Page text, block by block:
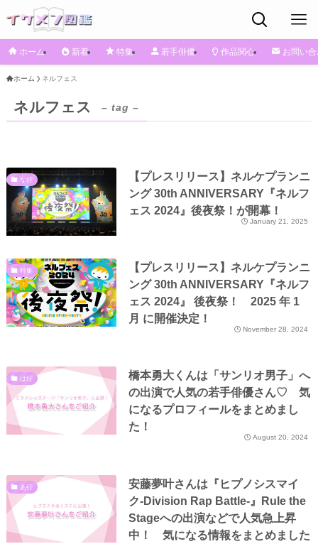
ホーム 新着 特集 若手俳優 作品関心 お問い
ホーム ネルフェス
ネルフェス – tag –
な行
【プレスリリース】ネルケプランニ
ング 30th ANNIVERSARY『ネルフ
ェス 2024』後夜祭！が開幕！
January 21, 2025
特集
【プレスリリース】ネルケプランニ
ング 30th ANNIVERSARY『ネルフ
ェス 2024』 後夜祭！ 2025 年 1
月 に開催決定！
November 28, 2024
は行
橋本勇大くんは「サンリオ男子」へ
の出演で人気の若手俳優さん♡ 気
になるプロフィールをまとめまし
た！
August 20, 2024
あ行
安藤夢叶さんは『ヒプノシスマイ
ク-Division Rap Battle-』Rule the
Stageへの出演などで人気急上昇
中！ 気になる情報をまとめました